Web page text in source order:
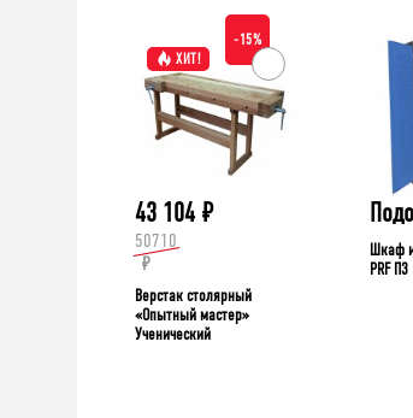
ХИТ!
-15%
43 104 ₽
50710
₽
Верстак столярный
«Опытный мастер»
Ученический
Шкаф
PRF П3